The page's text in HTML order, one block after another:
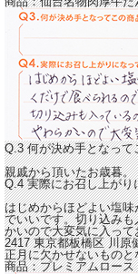
Q.3 何が決め手となっ
親戚から頂いたお歳暮。
Q.4 実際にお召し上が
はじめからほどよい塩
でいいです。切り込みも
かいので大変気に入って
2417 東京都板橋区川原
正月に欠かせないものと
商品：プレミアムロース